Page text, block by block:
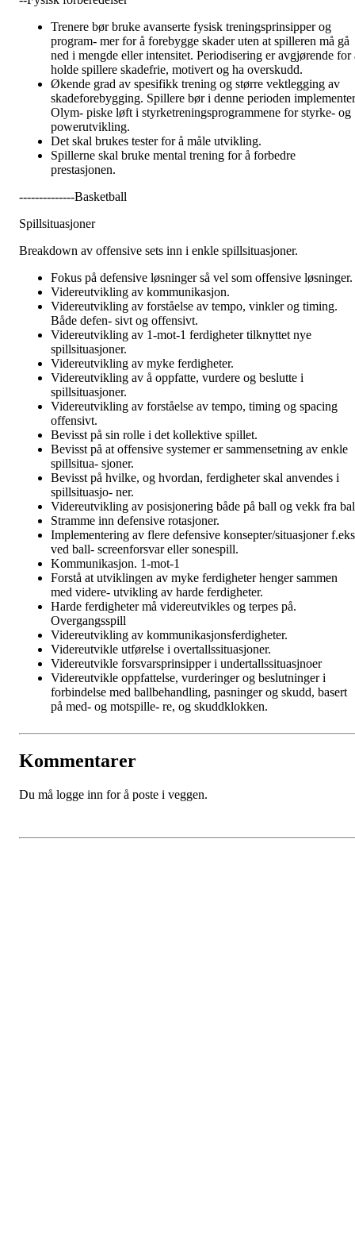
Trenere bør bruke avanserte fysisk treningsprinsipper og
program- mer for å forebygge skader uten at spilleren må gå
ned i mengde eller intensitet. Periodisering er avgjørende for
holde spillere skadefrie, motivert og ha overskudd.
Økende grad av spesifikk trening og større vektlegging av
skadeforebygging. Spillere bør i denne perioden
Olym- piske løft i styrketreningsprogrammene for styrke- og
powerutvikling.
Det skal brukes tester for å måle utvikling.
Spillerne skal bruke mental trening for å forbedre
prestasjonen.
--------------Basketball
Spillsituasjoner
Breakdown av offensive sets inn i enkle spillsituasjoner.
Fokus på defensive løsninger så vel som offensive løsninger.
Videreutvikling av kommunikasjon.
Videreutvikling av forståelse av tempo, vinkler og timing.
Både defen- sivt og offensivt.
Videreutvikling av 1-mot-1 ferdigheter tilknyttet nye
spillsituasjoner.
Videreutvikling av myke ferdigheter.
Videreutvikling av å oppfatte, vurdere og beslutte i
spillsituasjoner.
Videreutvikling av forståelse av tempo, timing og spacing
offensivt.
Bevisst på sin rolle i det kollektive spillet.
Bevisst på at offensive systemer er sammensetning av enkle
spillsitua- sjoner.
Bevisst på hvilke, og hvordan, ferdigheter skal anvendes i
spillsituasjo- ner.
Videreutvikling av posisjonering både på ball og vekk fra
Stramme inn defensive rotasjoner.
Implementering av flere defensive konsepter/situasjoner
ved ball- screenforsvar eller sonespill.
Kommunikasjon. 1-mot-1
Forstå at utviklingen av myke ferdigheter henger sammen
med videre- utvikling av harde ferdigheter.
Harde ferdigheter må videreutvikles og terpes på.
Overgangsspill
Videreutvikling av kommunikasjonsferdigheter.
Videreutvikle utførelse i overtallssituasjoner.
Videreutvikle forsvarsprinsipper i undertallssituasjnoer
Videreutvikle oppfattelse, vurderinger og beslutninger i
forbindelse med ballbehandling, pasninger og skudd, basert
på med- og motspille- re, og skuddklokken.
Kommentarer
Du må logge inn for å poste i veggen.